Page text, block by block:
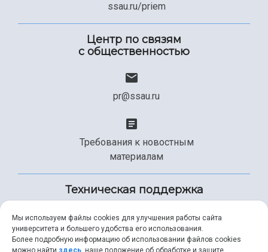
ssau.ru/priem
Центр по связям
с общественностью
pr@ssau.ru
Требования к новостным
материалам
Техническая поддержка
+7 (846) 267-49-99
Мы используем файлы cookies для улучшения работы сайта
университета и большего удобства его использования.
Более подробную информацию об использовании файлов cookies
можно найти здесь , наше положение об обработке и защите